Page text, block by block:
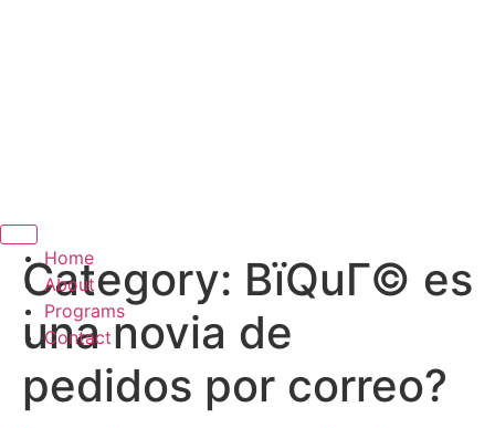
Home
About
Programs
Contact
Hamburger Toggle Menu
Category: ВїQuГ© es
una novia de
pedidos por correo?